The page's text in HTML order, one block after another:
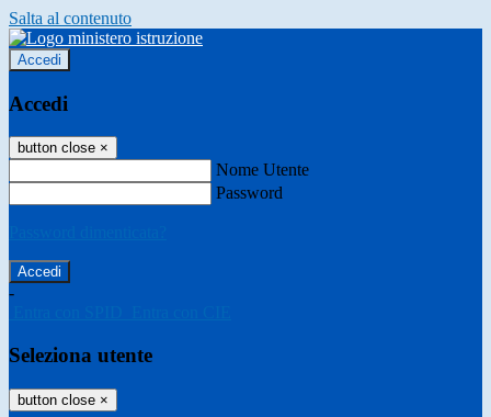
Salta al contenuto
Accedi
Accedi
button close ×
Nome Utente
Password
-
Seleziona utente
button close ×